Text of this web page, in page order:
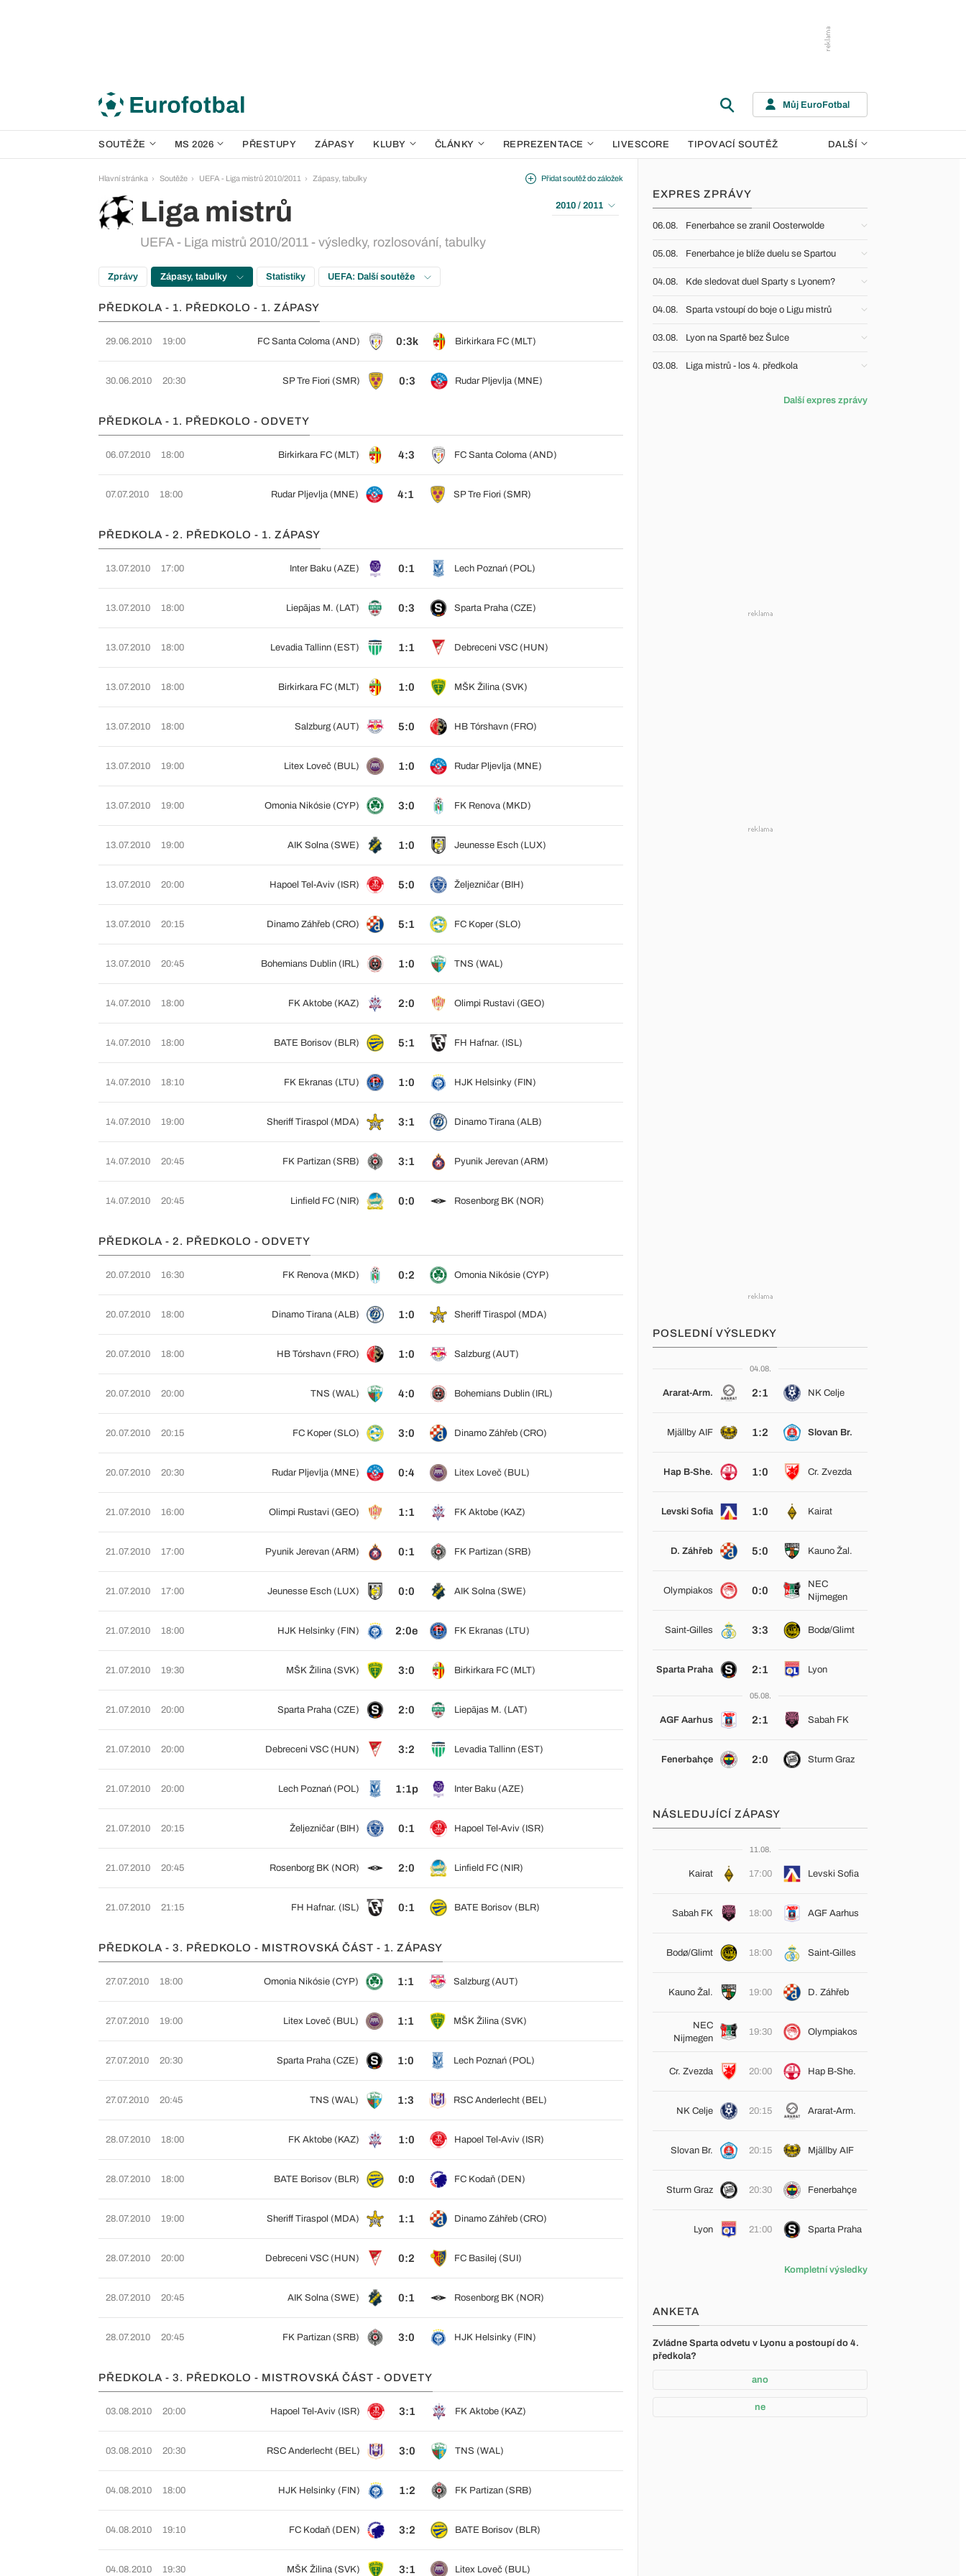
Můj EuroFotbal
SOUTĚŽE MS 2026 PŘESTUPY ZÁPASY KLUBY ČLÁNKY REPREZENTACE LIVESCORE TIPOVACÍ SOUTĚŽ DALŠÍ
Hlavní stránka Soutěže UEFA - Liga mistrů 2010/2011 Zápasy, tabulky
Liga mistrů
UEFA - Liga mistrů 2010/2011 - výsledky, rozlosování, tabulky
Přidat soutěž do záložek
2010 / 2011
Zprávy Zápasy, tabulky Statistiky UEFA: Další soutěže
PŘEDKOLA - 1. PŘEDKOLO - 1. ZÁPASY
29.06.2010 19:00 FC Santa Coloma (AND) 0:3k Birkirkara FC (MLT)
30.06.2010 20:30 SP Tre Fiori (SMR) 0:3 Rudar Pljevlja (MNE)
PŘEDKOLA - 1. PŘEDKOLO - ODVETY
06.07.2010 18:00 Birkirkara FC (MLT) 4:3 FC Santa Coloma (AND)
07.07.2010 18:00 Rudar Pljevlja (MNE) 4:1 SP Tre Fiori (SMR)
PŘEDKOLA - 2. PŘEDKOLO - 1. ZÁPASY
13.07.2010 17:00 Inter Baku (AZE) 0:1 Lech Poznań (POL)
13.07.2010 18:00 Liepājas M. (LAT) 0:3 Sparta Praha (CZE)
13.07.2010 18:00 Levadia Tallinn (EST) 1:1 Debreceni VSC (HUN)
13.07.2010 18:00 Birkirkara FC (MLT) 1:0 MŠK Žilina (SVK)
13.07.2010 18:00 Salzburg (AUT) 5:0 HB Tórshavn (FRO)
13.07.2010 19:00 Litex Loveč (BUL) 1:0 Rudar Pljevlja (MNE)
13.07.2010 19:00 Omonia Nikósie (CYP) 3:0 FK Renova (MKD)
13.07.2010 19:00 AIK Solna (SWE) 1:0 Jeunesse Esch (LUX)
13.07.2010 20:00 Hapoel Tel-Aviv (ISR) 5:0 Željezničar (BIH)
13.07.2010 20:15 Dinamo Záhřeb (CRO) 5:1 FC Koper (SLO)
13.07.2010 20:45 Bohemians Dublin (IRL) 1:0 TNS (WAL)
14.07.2010 18:00 FK Aktobe (KAZ) 2:0 Olimpi Rustavi (GEO)
14.07.2010 18:00 BATE Borisov (BLR) 5:1 FH Hafnar. (ISL)
14.07.2010 18:10 FK Ekranas (LTU) 1:0 HJK Helsinky (FIN)
14.07.2010 19:00 Sheriff Tiraspol (MDA) 3:1 Dinamo Tirana (ALB)
14.07.2010 20:45 FK Partizan (SRB) 3:1 Pyunik Jerevan (ARM)
14.07.2010 20:45 Linfield FC (NIR) 0:0 Rosenborg BK (NOR)
PŘEDKOLA - 2. PŘEDKOLO - ODVETY
20.07.2010 16:30 FK Renova (MKD) 0:2 Omonia Nikósie (CYP)
20.07.2010 18:00 Dinamo Tirana (ALB) 1:0 Sheriff Tiraspol (MDA)
20.07.2010 18:00 HB Tórshavn (FRO) 1:0 Salzburg (AUT)
20.07.2010 20:00 TNS (WAL) 4:0 Bohemians Dublin (IRL)
20.07.2010 20:15 FC Koper (SLO) 3:0 Dinamo Záhřeb (CRO)
20.07.2010 20:30 Rudar Pljevlja (MNE) 0:4 Litex Loveč (BUL)
21.07.2010 16:00 Olimpi Rustavi (GEO) 1:1 FK Aktobe (KAZ)
21.07.2010 17:00 Pyunik Jerevan (ARM) 0:1 FK Partizan (SRB)
21.07.2010 17:00 Jeunesse Esch (LUX) 0:0 AIK Solna (SWE)
21.07.2010 18:00 HJK Helsinky (FIN) 2:0e FK Ekranas (LTU)
21.07.2010 19:30 MŠK Žilina (SVK) 3:0 Birkirkara FC (MLT)
21.07.2010 20:00 Sparta Praha (CZE) 2:0 Liepājas M. (LAT)
21.07.2010 20:00 Debreceni VSC (HUN) 3:2 Levadia Tallinn (EST)
21.07.2010 20:00 Lech Poznań (POL) 1:1p Inter Baku (AZE)
21.07.2010 20:15 Željezničar (BIH) 0:1 Hapoel Tel-Aviv (ISR)
21.07.2010 20:45 Rosenborg BK (NOR) 2:0 Linfield FC (NIR)
21.07.2010 21:15 FH Hafnar. (ISL) 0:1 BATE Borisov (BLR)
PŘEDKOLA - 3. PŘEDKOLO - MISTROVSKÁ ČÁST - 1. ZÁPASY
27.07.2010 18:00 Omonia Nikósie (CYP) 1:1 Salzburg (AUT)
27.07.2010 19:00 Litex Loveč (BUL) 1:1 MŠK Žilina (SVK)
27.07.2010 20:30 Sparta Praha (CZE) 1:0 Lech Poznań (POL)
27.07.2010 20:45 TNS (WAL) 1:3 RSC Anderlecht (BEL)
28.07.2010 18:00 FK Aktobe (KAZ) 1:0 Hapoel Tel-Aviv (ISR)
28.07.2010 18:00 BATE Borisov (BLR) 0:0 FC Kodaň (DEN)
28.07.2010 19:00 Sheriff Tiraspol (MDA) 1:1 Dinamo Záhřeb (CRO)
28.07.2010 20:00 Debreceni VSC (HUN) 0:2 FC Basilej (SUI)
28.07.2010 20:45 AIK Solna (SWE) 0:1 Rosenborg BK (NOR)
28.07.2010 20:45 FK Partizan (SRB) 3:0 HJK Helsinky (FIN)
PŘEDKOLA - 3. PŘEDKOLO - MISTROVSKÁ ČÁST - ODVETY
03.08.2010 20:00 Hapoel Tel-Aviv (ISR) 3:1 FK Aktobe (KAZ)
03.08.2010 20:30 RSC Anderlecht (BEL) 3:0 TNS (WAL)
04.08.2010 18:00 HJK Helsinky (FIN) 1:2 FK Partizan (SRB)
04.08.2010 19:10 FC Kodaň (DEN) 3:2 BATE Borisov (BLR)
04.08.2010 19:30 MŠK Žilina (SVK) 3:1 Litex Loveč (BUL)
EXPRES ZPRÁVY
06.08. Fenerbahce se zranil Oosterwolde
05.08. Fenerbahce je blíže duelu se Spartou
04.08. Kde sledovat duel Sparty s Lyonem?
04.08. Sparta vstoupí do boje o Ligu mistrů
03.08. Lyon na Spartě bez Šulce
03.08. Liga mistrů - los 4. předkola
Další expres zprávy
POSLEDNÍ VÝSLEDKY
04.08.
Ararat-Arm. 2:1 NK Celje
Mjällby AIF 1:2 Slovan Br.
Hap B-She. 1:0 Cr. Zvezda
Levski Sofia 1:0 Kairat
D. Záhřeb 5:0 Kauno Žal.
Olympiakos 0:0
NEC
Nijmegen
Saint-Gilles 3:3 Bodø/Glimt
Sparta Praha 2:1 Lyon
05.08.
AGF Aarhus 2:1 Sabah FK
Fenerbahçe 2:0 Sturm Graz
NÁSLEDUJÍCÍ ZÁPASY
11.08.
Kairat 17:00 Levski Sofia
Sabah FK 18:00 AGF Aarhus
Bodø/Glimt 18:00 Saint-Gilles
Kauno Žal. 19:00 D. Záhřeb
NEC
Nijmegen
19:30 Olympiakos
Cr. Zvezda 20:00 Hap B-She.
NK Celje 20:15 Ararat-Arm.
Slovan Br. 20:15 Mjällby AIF
Sturm Graz 20:30 Fenerbahçe
Lyon 21:00 Sparta Praha
Kompletní výsledky
ANKETA
Zvládne Sparta odvetu v Lyonu a postoupí do 4.
předkola?
ano
ne